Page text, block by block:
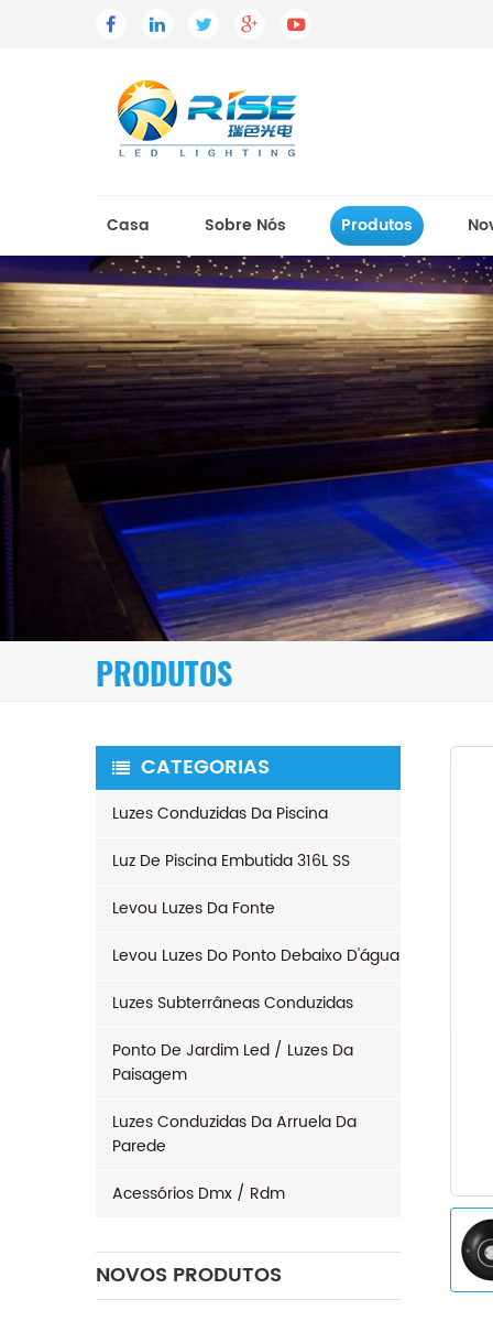
Casa Sobre Nós Produtos
PRODUTOS
CATEGORIAS
Luzes Conduzidas Da Piscina
Luz De Piscina Embutida 316L SS
Levou Luzes Da Fonte
Levou Luzes Do Ponto Debaixo D'água
Luzes Subterrâneas Conduzidas
Ponto De Jardim Led / Luzes Da
Paisagem
Luzes Conduzidas Da Arruela Da
Parede
Acessórios Dmx / Rdm
NOVOS PRODUTOS